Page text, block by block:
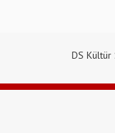
DS Kültür